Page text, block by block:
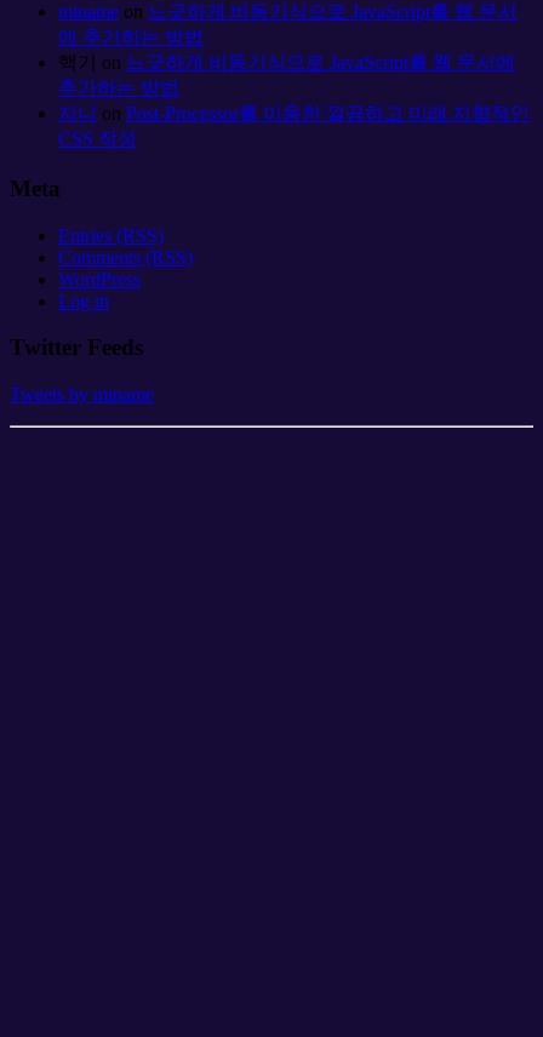
miname on 느긋하게 비동기식으로 JavaScript를 웹 문서
에 추가하는 방법
핵기
on 느긋하게 비동기식으로 JavaScript를 웹 문서에
추가하는 방법
지니 on Post-Processor를 이용한 깔끔하고 미래 지향적인
CSS 작성
Meta
Entries (RSS)
Comments (RSS)
WordPress
Log in
Twitter Feeds
Tweets by miname